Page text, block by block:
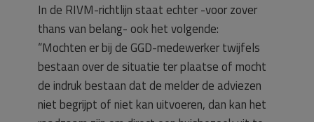
In de RIVM-richtlijn staat echter -voor zover
thans van belang- ook het volgende:
“Mochten er bij de GGD-medewerker twijfels
bestaan over de situatie ter plaatse of mocht
de indruk bestaan dat de melder de adviezen
niet begrijpt of niet kan uitvoeren, dan kan het